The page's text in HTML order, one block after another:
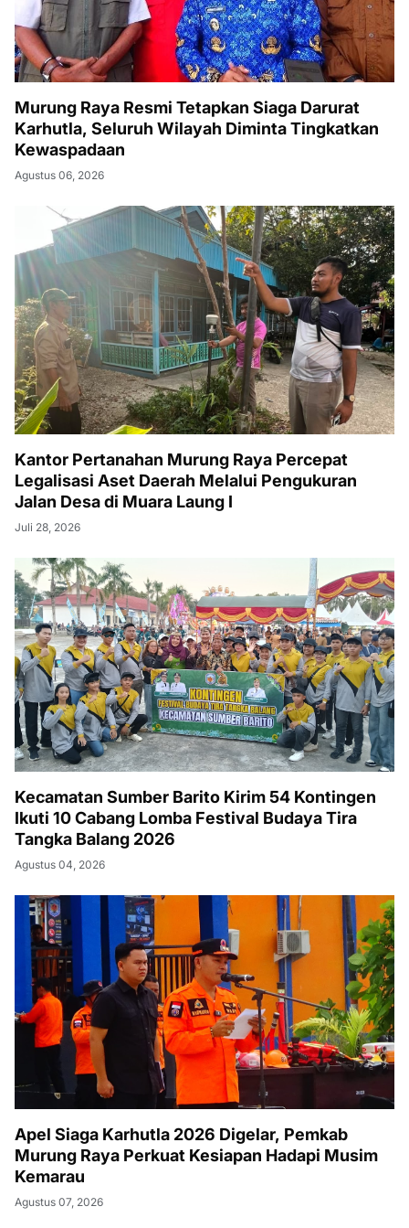
Murung Raya Resmi Tetapkan Siaga Darurat
Karhutla, Seluruh Wilayah Diminta Tingkatkan
Kewaspadaan
Agustus 06, 2026
Kantor Pertanahan Murung Raya Percepat
Legalisasi Aset Daerah Melalui Pengukuran
Jalan Desa di Muara Laung I
Juli 28, 2026
Kecamatan Sumber Barito Kirim 54 Kontingen
Ikuti 10 Cabang Lomba Festival Budaya Tira
Tangka Balang 2026
Agustus 04, 2026
Apel Siaga Karhutla 2026 Digelar, Pemkab
Murung Raya Perkuat Kesiapan Hadapi Musim
Kemarau
Agustus 07, 2026